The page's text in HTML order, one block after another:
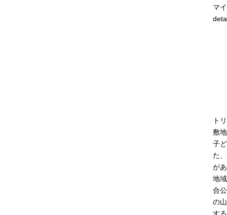
マ
ト
敷
子
た
が
地
合
の